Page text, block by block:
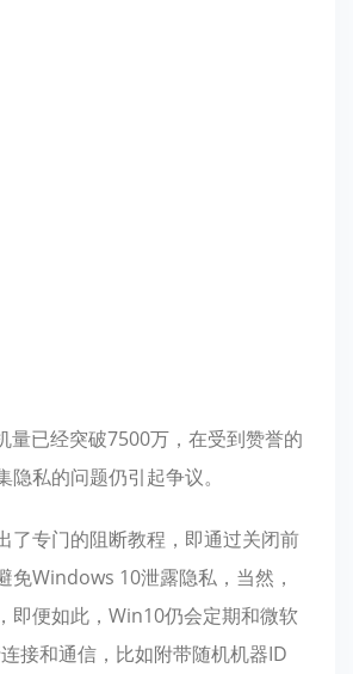
量已经突破7500万，在受到赞誉的
隐私的问题仍引起争议。
了专门的阻断教程，即通过关闭前
免Windows 10泄露隐私，当然，
即便如此，Win10仍会定期和微软
接和通信，比如附带随机机器ID